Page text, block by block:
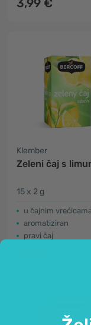
3,99 €
Klember
Zeleni čaj s
15 x 2 g
u čajnim vrećicama
aromatiziran
pravi čaj